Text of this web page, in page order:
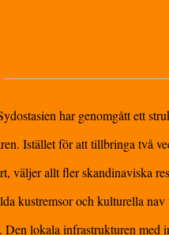
har genomgått ett
Istället för att tillbringa två
väljer allt fler skandinaviska
kustremsor och kulturella nav
Den lokala infrastrukturen med